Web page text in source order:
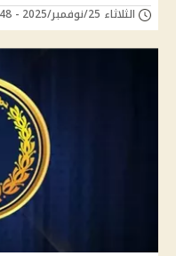
الثلاثاء 25/نوفمبر/2025 - 05:48 م